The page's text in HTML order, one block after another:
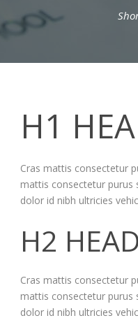
H1
Cras mattis consectetur
mattis consectetur
dolor id nibh ultricies
H2
Cras mattis consectetur
mattis consectetur
dolor id nibh ultricies